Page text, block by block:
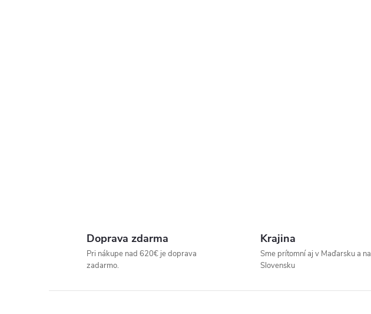
U
Doprava zdarma
Pri nákupe nad 620€ je doprava
zadarmo.
Krajina
Sme prítomní aj v Maďarsku a na
Slovensku